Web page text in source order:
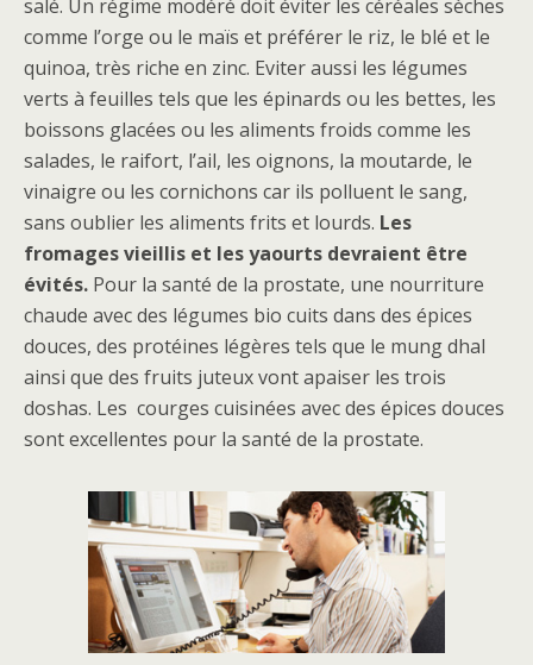
salé. Un régime modéré doit éviter les céréales sèches
comme l’orge ou le maïs et préférer le riz, le blé et le
quinoa, très riche en zinc. Eviter aussi les légumes
verts à feuilles tels que les épinards ou les bettes, les
boissons glacées ou les aliments froids comme les
salades, le raifort, l’ail, les oignons, la moutarde, le
vinaigre ou les cornichons car ils polluent le sang,
sans oublier les aliments frits et lourds. Les
fromages vieillis et les yaourts devraient être
évités. Pour la santé de la prostate, une nourriture
chaude avec des légumes bio cuits dans des épices
douces, des protéines légères tels que le mung dhal
ainsi que des fruits juteux vont apaiser les trois
doshas. Les courges cuisinées avec des épices douces
sont excellentes pour la santé de la prostate.